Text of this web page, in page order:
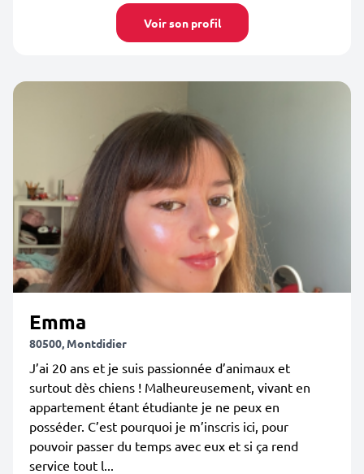
Voir son profil
Emma
80500, Montdidier
J’ai 20 ans et je suis passionnée d’animaux et
surtout dès chiens ! Malheureusement, vivant en
appartement étant étudiante je ne peux en
posséder. C’est pourquoi je m’inscris ici, pour
pouvoir passer du temps avec eux et si ça rend
service tout l...